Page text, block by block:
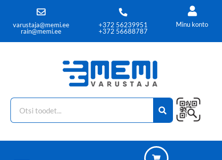
varustaja@memi.ee
rain@memi.ee
+372 56239951
+372 56688787
Minu konto